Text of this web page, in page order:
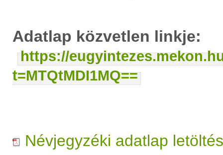
Adatlap közvetlen linkje:
https://
t=MTQtMDI1MQ==
Névjegyzéki adatlap